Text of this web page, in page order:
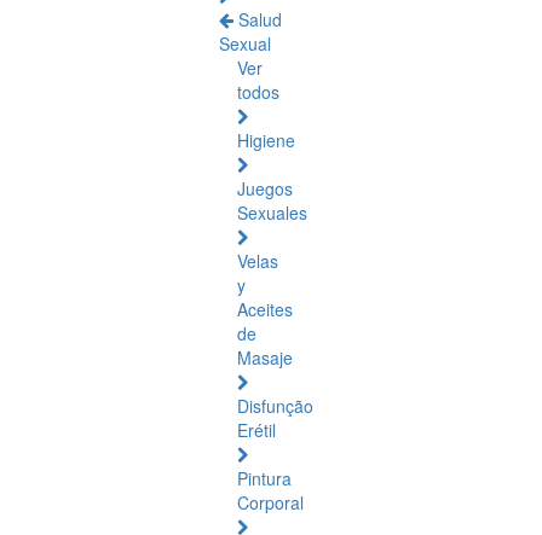
Salud
Sexual
Ver
todos
Higiene
Juegos
Sexuales
Velas
y
Aceites
de
Masaje
Disfunção
Erétil
Pintura
Corporal